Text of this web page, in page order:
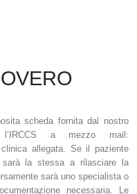
scheda fornita dal nostro
a mezzo mail:
allegata. Se il paziente
sarà la stessa a rilasciare la
sarà uno specialista o
necessaria. Le